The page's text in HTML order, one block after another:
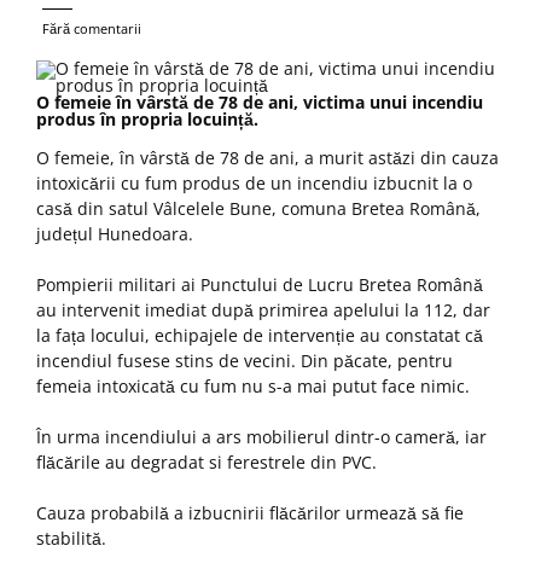
Fără comentarii
O femeie în vârstă de 78 de ani, victima unui incendiu
produs în propria locuință.
O femeie, în vârstă de 78 de ani, a murit astăzi din cauza
intoxicării cu fum produs de un incendiu izbucnit la o
casă din satul Vâlcelele Bune, comuna Bretea Română,
județul Hunedoara.
Pompierii militari ai Punctului de Lucru Bretea Română
au intervenit imediat după primirea apelului la 112, dar
la fața locului, echipajele de intervenție au constatat că
incendiul fusese stins de vecini. Din păcate, pentru
femeia intoxicată cu fum nu s-a mai putut face nimic.
În urma incendiului a ars mobilierul dintr-o cameră, iar
flăcările au degradat si ferestrele din PVC.
Cauza probabilă a izbucnirii flăcărilor urmează să fie
stabilită.